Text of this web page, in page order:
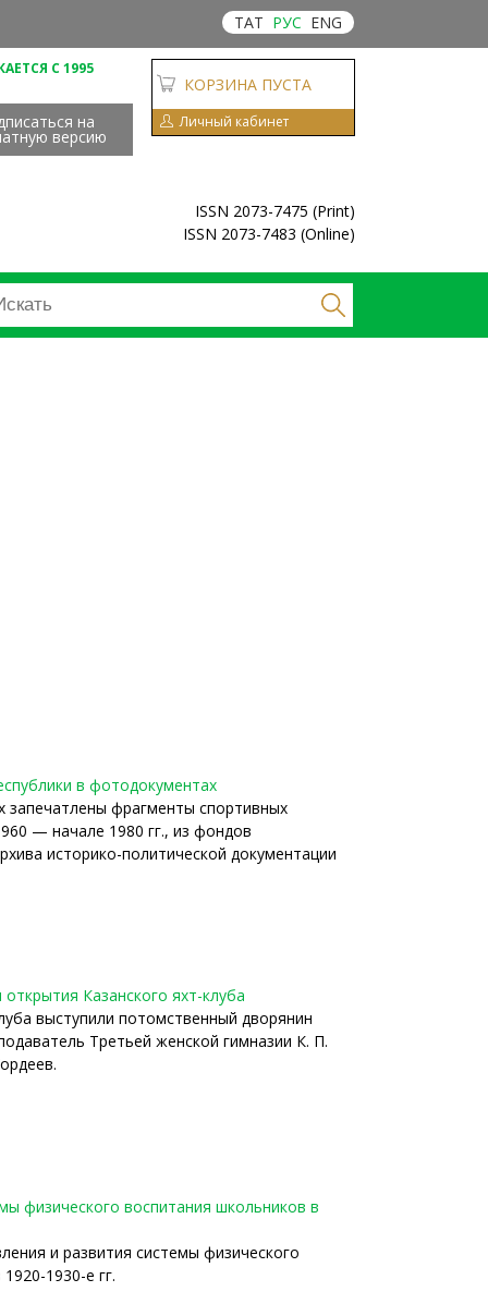
ТАТ РУС ENG
С 1995
на
версию
КОРЗИНА ПУСТА
Личный кабинет
ISSN 2073-7475 (Print)
ISSN 2073-7483 (Online)
в фотодокументах
фрагменты спортивных
— начале 1980 гг., из фондов
историко-политической документации
Казанского яхт-клуба
выступили потомственный дворянин
Третьей женской гимназии К. П.
физического воспитания школьников в
и развития системы физического
1930-е гг.